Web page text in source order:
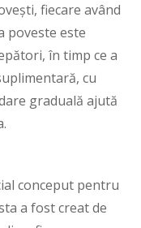
fiecare având
poveste este
în timp ce a
cu
graduală ajută
conceput pentru
a fost creat de